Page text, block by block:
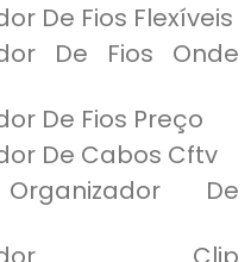
De Fios Flexíveis
De Fios Onde
De Fios Preço
De Cabos Cftv
De